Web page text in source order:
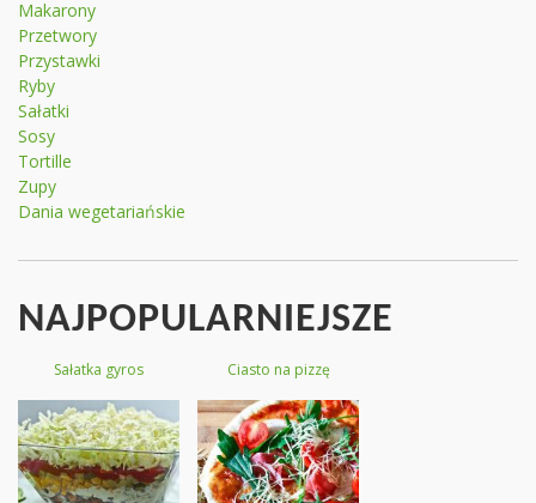
Makarony
Przetwory
Przystawki
Ryby
Sałatki
Sosy
Tortille
Zupy
Dania wegetariańskie
NAJPOPULARNIEJSZE
Sałatka gyros Ciasto na pizzę